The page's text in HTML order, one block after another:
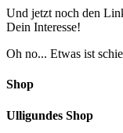
Und jetzt noch den
Dein Interesse!
Oh no... Etwas ist
Shop
Ulligundes Shop